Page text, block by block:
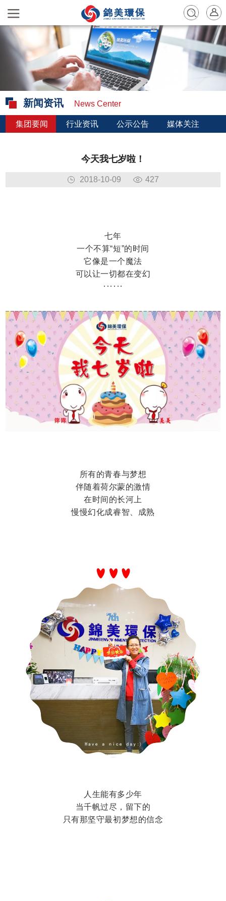
新闻资讯 News Center
集团要闻 行业资讯 公示公告 媒体关注
今天我七岁啦！
2018-10-09 427
七年
一个不算“短”的时间
它像是一个魔法
可以让一切都在变幻
······
所有的青春与梦想
伴随着荷尔蒙的激情
在时间的长河上
慢慢幻化成睿智、成熟
人生能有多少年
当千帆过尽，留下的
只有那坚守最初梦想的信念